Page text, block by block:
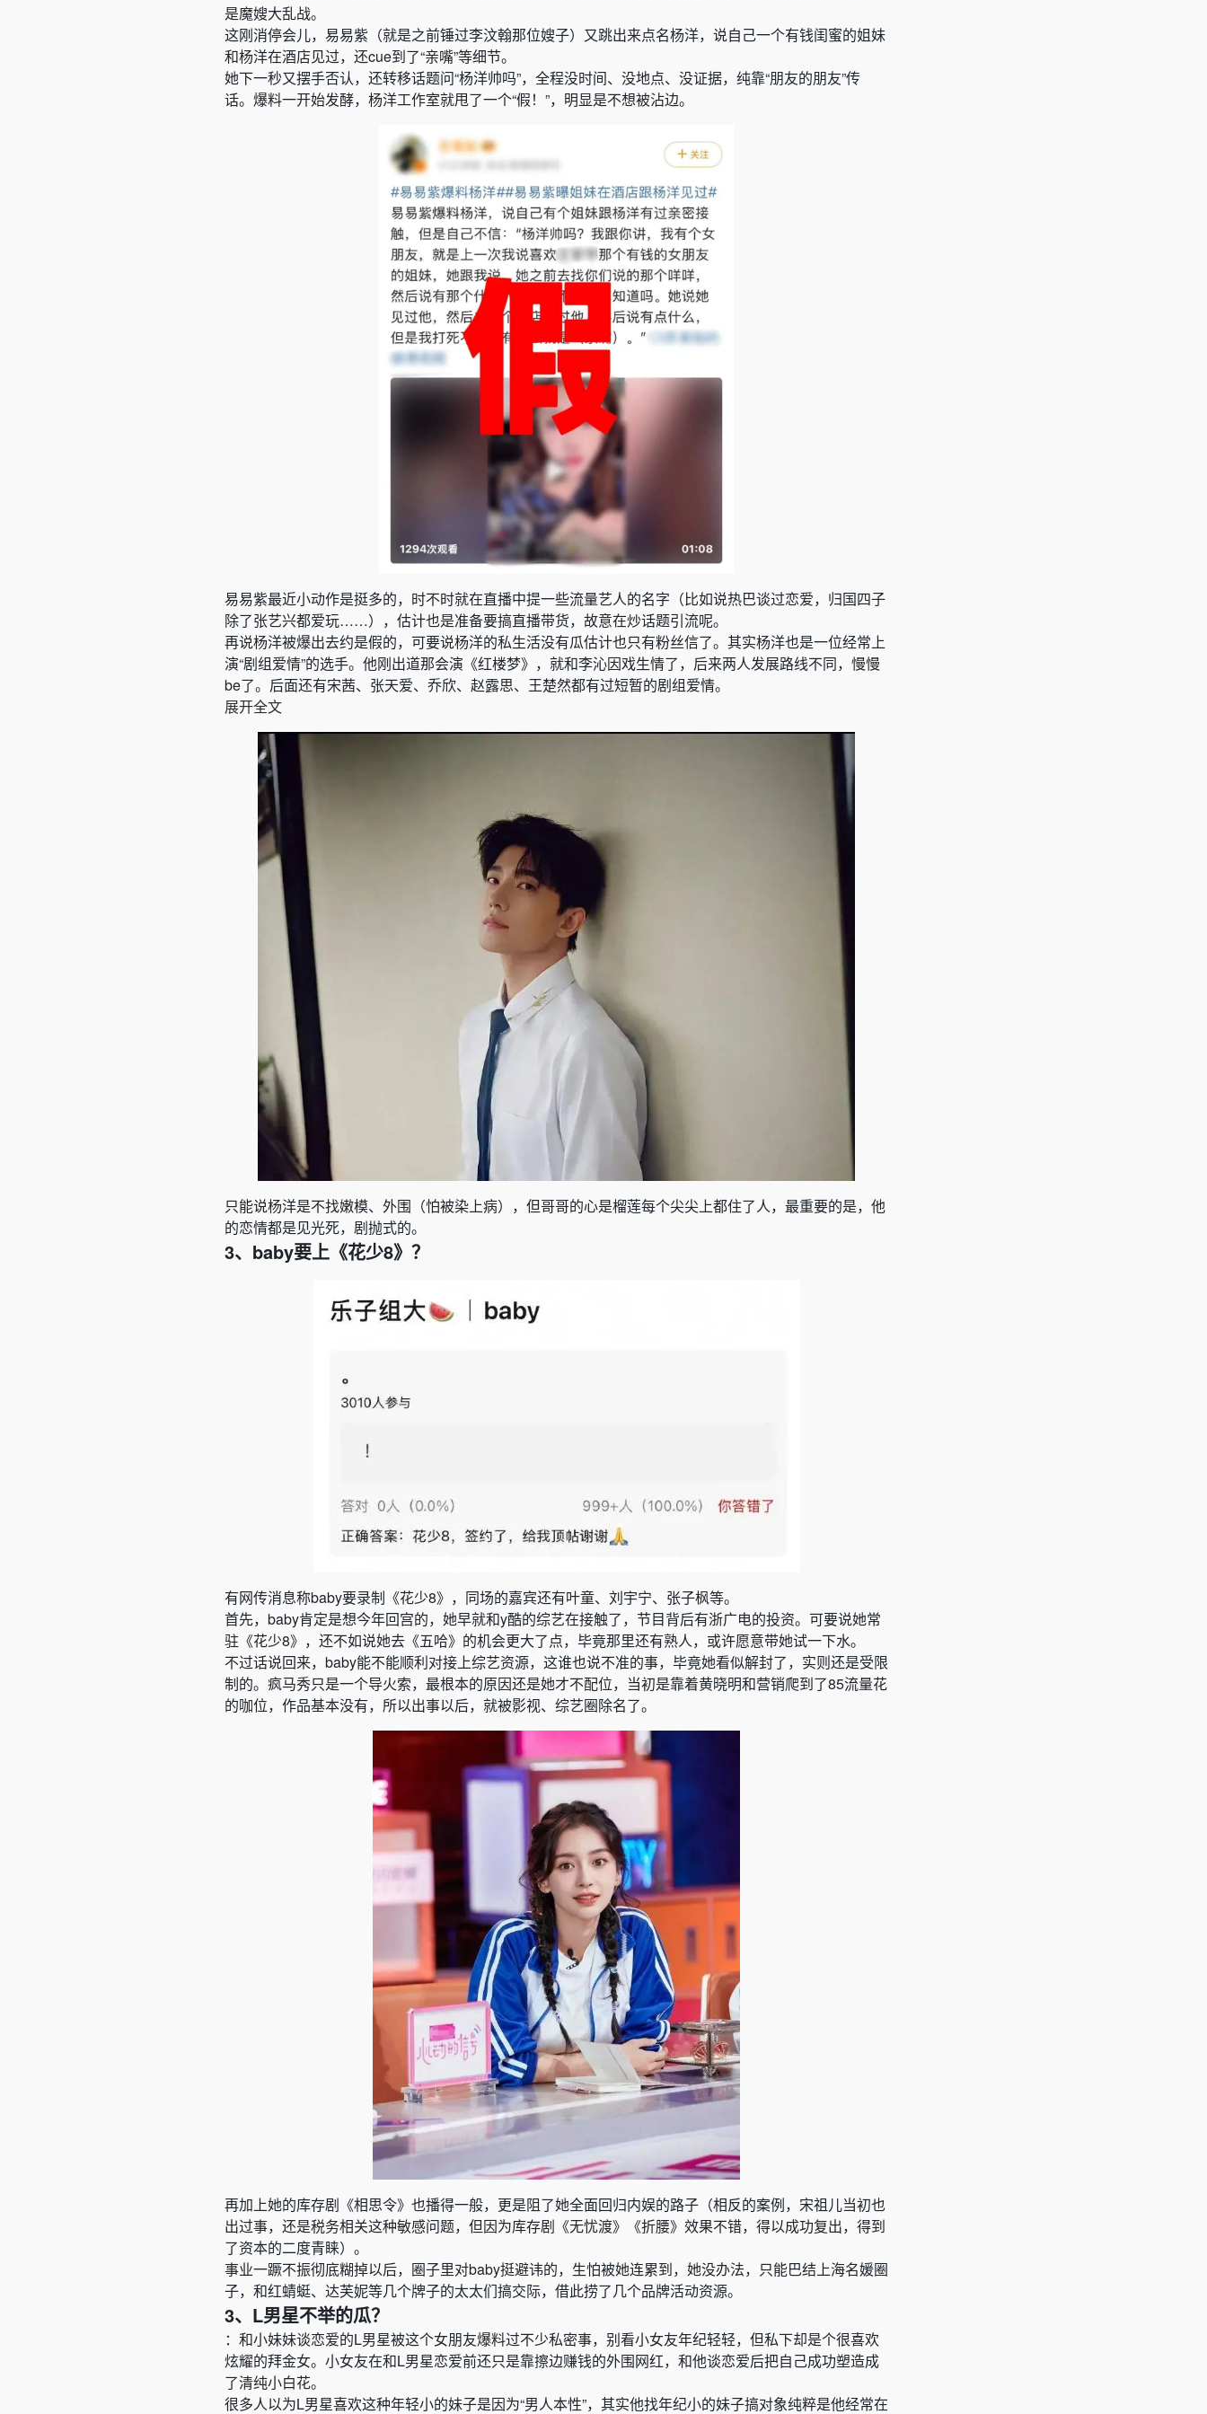
是魔嫂大乱战。
这刚消停会儿，易易紫 （就是之前锤过李汶翰那位嫂子） 又跳出来点名杨洋，说自己一个有钱闺蜜的姐妹
和杨洋在酒店见过，还cue到了“亲嘴”等细节。
她下一秒又摆手否认，还转移话题问“杨洋帅吗”，全程没时间、没地点、没证据，纯靠“朋友的朋友”传
话。爆料一开始发酵，杨洋工作室就甩了一个“假！”，明显是不想被沾边。
易易紫最近小动作是挺多的，时不时就在直播中提一些流量艺人的名字 （比如说热巴谈过恋爱，归国四子
除了张艺兴都爱玩……） ，估计也是准备要搞直播带货，故意在炒话题引流呢。
再说杨洋被爆出去约是假的，可要说杨洋的私生活没有瓜估计也只有粉丝信了。其实杨洋也是一位经常上
演“剧组爱情”的选手。 他刚出道那会演《红楼梦》，就和李沁因戏生情了，后来两人发展路线不同，慢慢
be了。后面还有宋茜、张天爱、乔欣、赵露思、王楚然都有过短暂的剧组爱情。
展开全文
只能说杨洋是不找嫩模、外围 （怕被染上病） ，但哥哥的心是榴莲每个尖尖上都住了人，最重要的是，他
的恋情都是见光死，剧抛式的。
3、baby要上《花少8》？
有网传消息称baby要录制《花少8》，同场的嘉宾还有叶童、刘宇宁、张子枫等。
首先，baby肯定是想今年回宫的，她早就和y酷的综艺在接触了，节目背后有浙广电的投资。可要说她常
驻《花少8》，还不如说她去《五哈》的机会更大了点，毕竟那里还有熟人，或许愿意带她试一下水。
不过话说回来，baby能不能顺利对接上综艺资源，这谁也说不准的事，毕竟她看似解封了，实则还是受限
制的。疯马秀只是一个导火索，最根本的原因还是她才不配位，当初是靠着黄晓明和营销爬到了85流量花
的咖位，作品基本没有，所以出事以后，就被影视、综艺圈除名了。
再加上她的库存剧《相思令》也播得一般，更是阻了她全面回归内娱的路子（相反的案例，宋祖儿当初也
出过事，还是税务相关这种敏感问题，但因为库存剧《无忧渡》《折腰》效果不错，得以成功复出，得到
了资本的二度青睐）。
事业一蹶不振彻底糊掉以后，圈子里对baby挺避讳的，生怕被她连累到，她没办法，只能巴结上海名媛圈
子，和红蜻蜓、达芙妮等几个牌子的太太们搞交际，借此捞了几个品牌活动资源。
3、L男星不举的瓜？
：和小妹妹谈恋爱的L男星被这个女朋友爆料过不少私密事，别看小女友年纪轻轻，但私下却是个很喜欢
炫耀的拜金女。小女友在和L男星恋爱前还只是靠擦边赚钱的外围网红，和他谈恋爱后把自己成功塑造成
了清纯小白花。
很多人以为L男星喜欢这种年轻小的妹子是因为“男人本性”，其实他找年纪小的妹子搞对象纯粹是他经常在